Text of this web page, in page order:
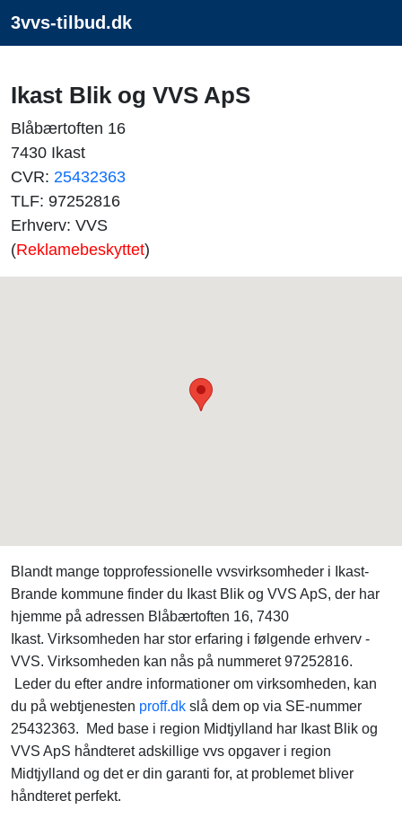
3vvs-tilbud.dk
Ikast Blik og VVS ApS
Blåbærtoften 16
7430 Ikast
CVR: 25432363
TLF: 97252816
Erhverv: VVS
(Reklamebeskyttet)
Blandt mange topprofessionelle vvsvirksomheder i Ikast-
Brande kommune finder du Ikast Blik og VVS ApS, der har
hjemme på adressen Blåbærtoften 16, 7430
Ikast. Virksomheden har stor erfaring i følgende erhverv -
VVS. Virksomheden kan nås på nummeret 97252816.
Leder du efter andre informationer om virksomheden, kan
du på webtjenesten proff.dk slå dem op via SE-nummer
25432363. Med base i region Midtjylland har Ikast Blik og
VVS ApS håndteret adskillige vvs opgaver i region
Midtjylland og det er din garanti for, at problemet bliver
håndteret perfekt.